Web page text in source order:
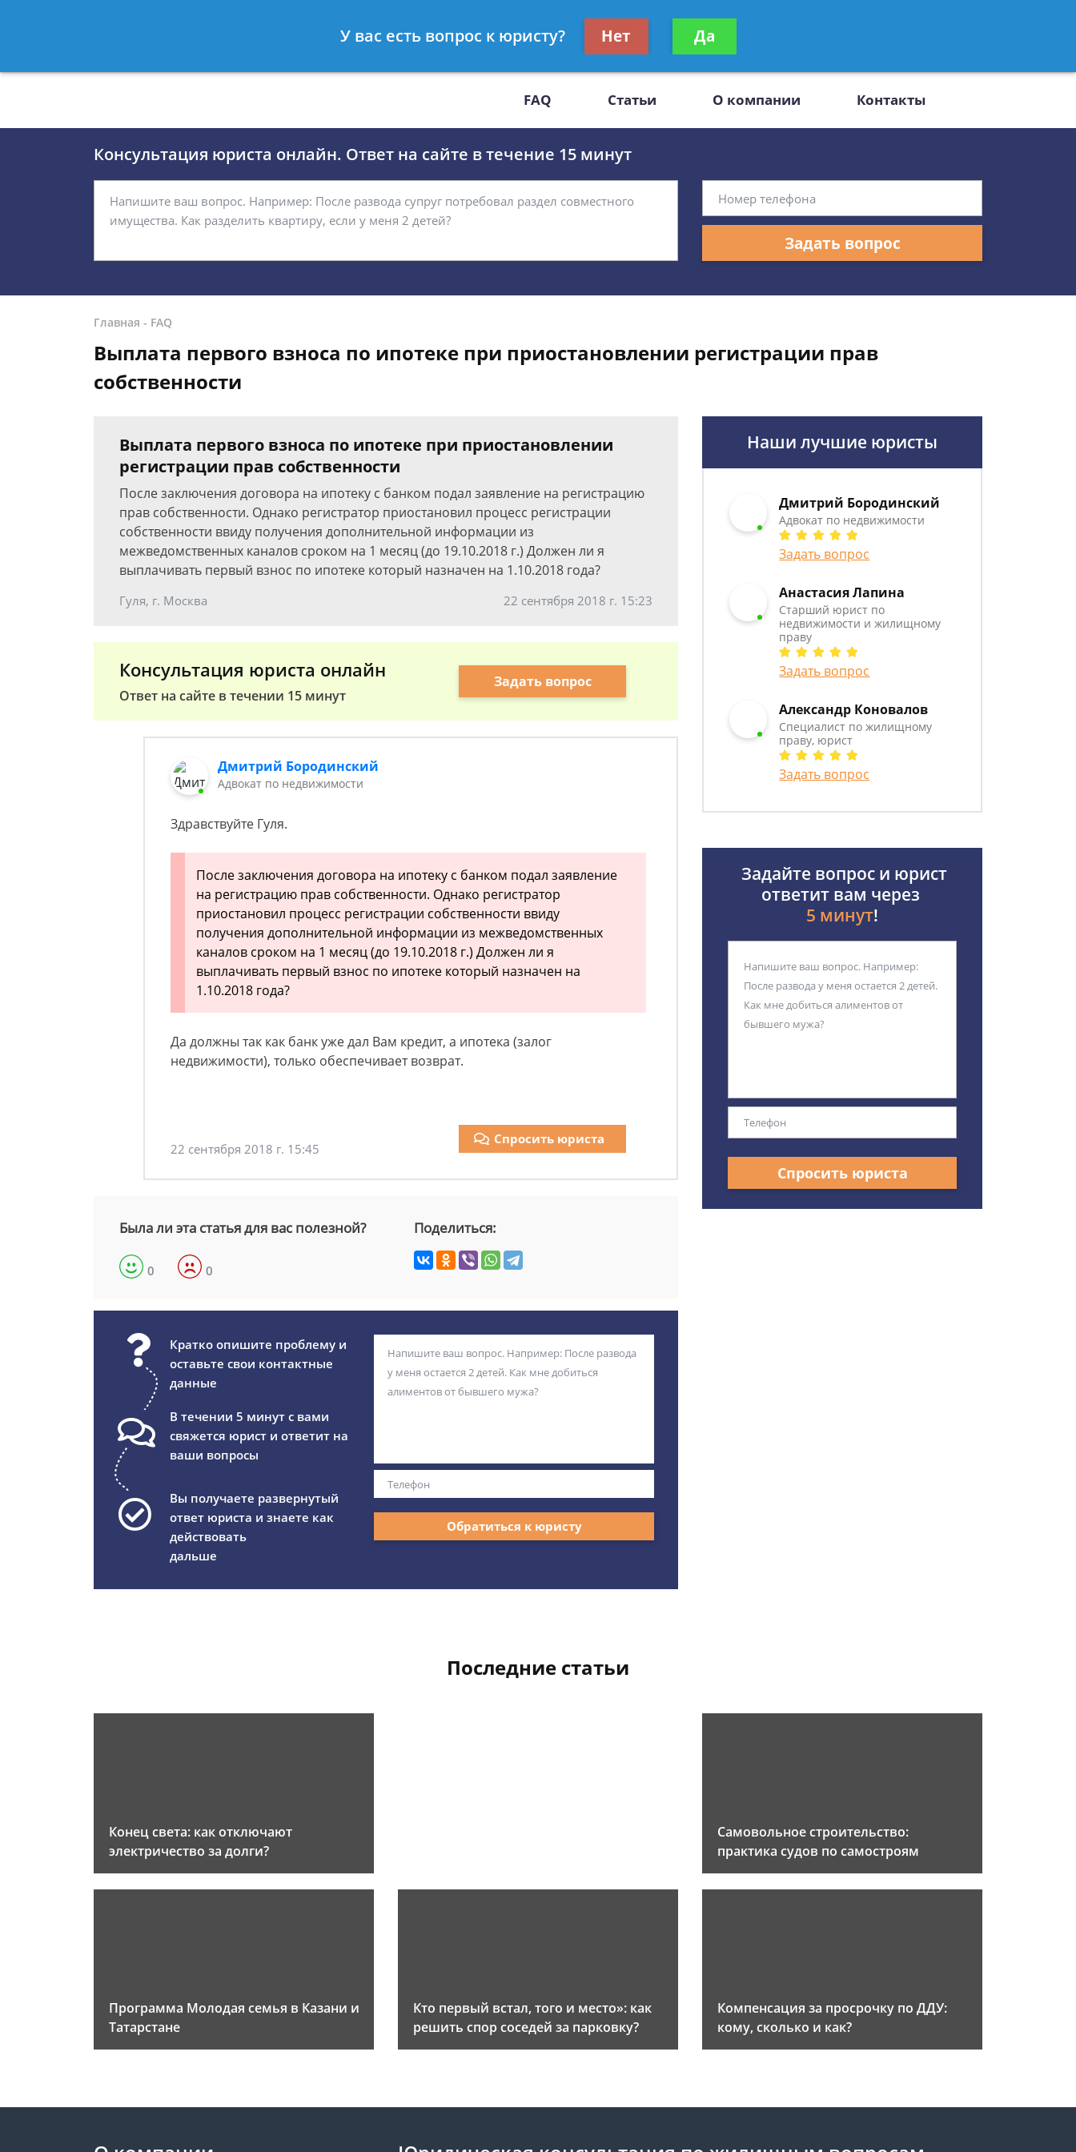
8 812 509-27-47
Получите консультацию
бесплатно
FAQ Статьи О компании Контакты
Консультация юриста онлайн. Ответ на сайте в течение 15 минут
Задать вопрос
Главная - FAQ
Выплата первого взноса по ипотеке при приостановлении регистрации прав
собственности
Выплата первого взноса по ипотеке при приостановлении
регистрации прав собственности
После заключения договора на ипотеку с банком подал заявление на регистрацию
прав собственности. Однако регистратор приостановил процесс регистрации
собственности ввиду получения дополнительной информации из
межведомственных каналов сроком на 1 месяц (до 19.10.2018 г.) Должен ли я
выплачивать первый взнос по ипотеке который назначен на 1.10.2018 года?
Гуля, г. Москва 22 сентября 2018 г. 15:23
Консультация юриста онлайн
Ответ на сайте в течении 15 минут
Задать вопрос
Дмитрий Бородинский
Адвокат по недвижимости
Здравствуйте Гуля.
После заключения договора на ипотеку с банком подал заявление
на регистрацию прав собственности. Однако регистратор
приостановил процесс регистрации собственности ввиду
получения дополнительной информации из межведомственных
каналов сроком на 1 месяц (до 19.10.2018 г.) Должен ли я
выплачивать первый взнос по ипотеке который назначен на
1.10.2018 года?
Да должны так как банк уже дал Вам кредит, а ипотека (залог
недвижимости), только обеспечивает возврат.
22 сентября 2018 г. 15:45
Спросить юриста
Была ли эта статья для вас полезной?
0 0
Поделиться:
Кратко опишите проблему и
оставьте свои контактные
данные
В течении 5 минут с вами
свяжется юрист и ответит на
ваши вопросы
Вы получаете развернутый
ответ юриста и знаете как
действовать
дальше
Обратиться к юристу
Наши лучшие юристы
Дмитрий Бородинский
Адвокат по недвижимости
Задать вопрос
Анастасия Лапина
Старший юрист по
недвижимости и жилищному
праву
Задать вопрос
Александр Коновалов
Специалист по жилищному
праву, юрист
Задать вопрос
Задайте вопрос и юрист
ответит вам через
5 минут!
Спросить юриста
Последние статьи
Конец света: как отключают
электричество за долги?
Самовольное строительство:
практика судов по самостроям
Программа Молодая семья в Казани и
Татарстане
Кто первый встал, того и место»: как
решить спор соседей за парковку?
Компенсация за просрочку по ДДУ:
кому, сколько и как?
У вас есть вопрос к юристу? Нет Да